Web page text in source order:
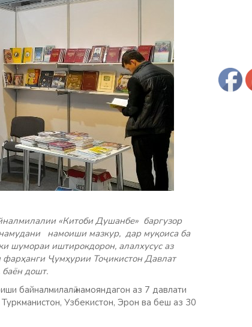
«Китоби Душанбе» баргузор
намоиши мазкур, дар муқоиса ба
шумораи иштирокдорон, алалхусус аз
Ҷумҳурии Тоҷикистон Давлат
дошт.
байналмилалӣ намояндагон аз 7 давлати
Узбекистон, Эрон ва беш аз 30